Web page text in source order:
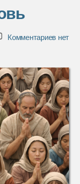
Комментариевкнет